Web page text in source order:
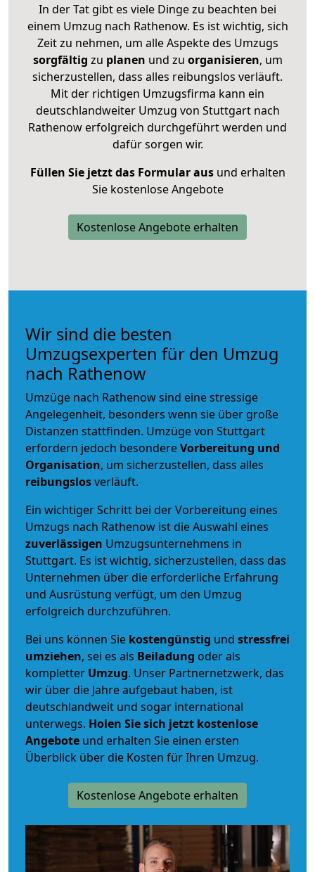
In der Tat gibt es viele Dinge zu beachten bei
einem Umzug nach Rathenow. Es ist wichtig, sich
Zeit zu nehmen, um alle Aspekte des Umzugs
sorgfältig zu planen und zu organisieren, um
sicherzustellen, dass alles reibungslos verläuft.
Mit der richtigen Umzugsfirma kann ein
deutschlandweiter Umzug von Stuttgart nach
Rathenow erfolgreich durchgeführt werden und
dafür sorgen wir.
Füllen Sie jetzt das Formular ausund erhalten
Sie kostenlose Angebote
Kostenlose Angebote erhalten
Wir sind die besten
Umzugsexperten für den Umzug
nach Rathenow
Umzüge nach Rathenow sind eine stressige
Angelegenheit, besonders wenn sie über große
Distanzen stattfinden. Umzüge von Stuttgart
erfordern jedoch besondereVorbereitung und
Organisation, um sicherzustellen, dass alles
reibungslosverläuft.
Ein wichtiger Schritt bei der Vorbereitung eines
Umzugs nach Rathenow ist die Auswahl eines
zuverlässigen Umzugsunternehmens in
Stuttgart. Es ist wichtig, sicherzustellen, dass das
Unternehmen über die erforderliche Erfahrung
und Ausrüstung verfügt, um den Umzug
erfolgreich durchzuführen.
Bei uns können Sie kostengünstig und stressfrei
umziehen, sei es als Beiladung oder als
kompletter Umzug. Unser Partnernetzwerk, das
wir über die Jahre aufgebaut haben, ist
deutschlandweit und sogar international
unterwegs. Holen Sie sich jetzt kostenlose
Angebote und erhalten Sie einen ersten
Überblick über die Kosten für Ihren Umzug.
Kostenlose Angebote erhalten